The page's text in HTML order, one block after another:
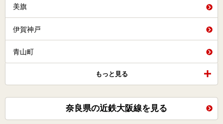
美旗
伊賀神戸
青山町
もっと見る
奈良県の近鉄大阪線を見る